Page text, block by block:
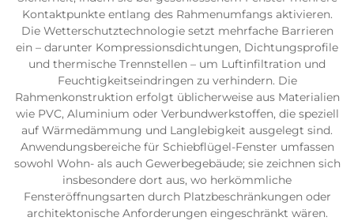
Kontaktpunkte entlang des Rahmenumfangs aktivieren.
Die Wetterschutztechnologie setzt mehrfache Barrieren
ein – darunter Kompressionsdichtungen, Dichtungsprofile
und thermische Trennstellen – um Luftinfiltration und
Feuchtigkeitseindringen zu verhindern. Die
Rahmenkonstruktion erfolgt üblicherweise aus Materialien
wie PVC, Aluminium oder Verbundwerkstoffen, die speziell
auf Wärmedämmung und Langlebigkeit ausgelegt sind.
Anwendungsbereiche für Schiebflügel-Fenster umfassen
sowohl Wohn- als auch Gewerbegebäude; sie zeichnen sich
insbesondere dort aus, wo herkömmliche
Fensteröffnungsarten durch Platzbeschränkungen oder
architektonische Anforderungen eingeschränkt wären.